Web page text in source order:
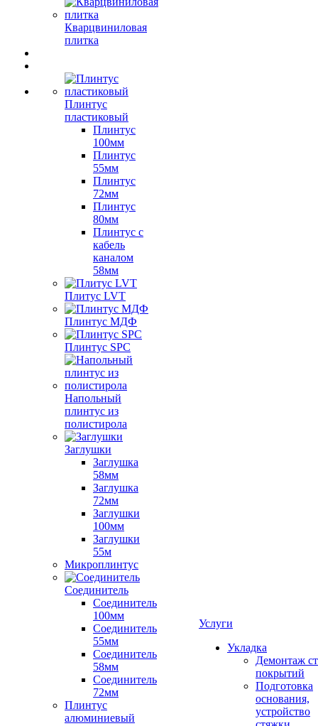
Кварцвиниловая
плитка
Плинтус
пластиковый
Плинтус
100мм
Плинтус
55мм
Плинтус
72мм
Плинтус
80мм
Плинтус с
кабель
каналом
58мм
Плитус LVT
Плинтус МДФ
Плинтус SPC
Напольный
плинтус из
полистирола
Заглушки
Заглушка
58мм
Заглушка
72мм
Заглушки
100мм
Заглушки
55м
Микроплинтус
Соединитель
Соединитель
100мм
Соединитель
55мм
Соединитель
58мм
Соединитель
72мм
Плинтус
алюминиевый
Услуги
Укладка
Демонтаж
покрытий
Подготовка
основания,
устройство